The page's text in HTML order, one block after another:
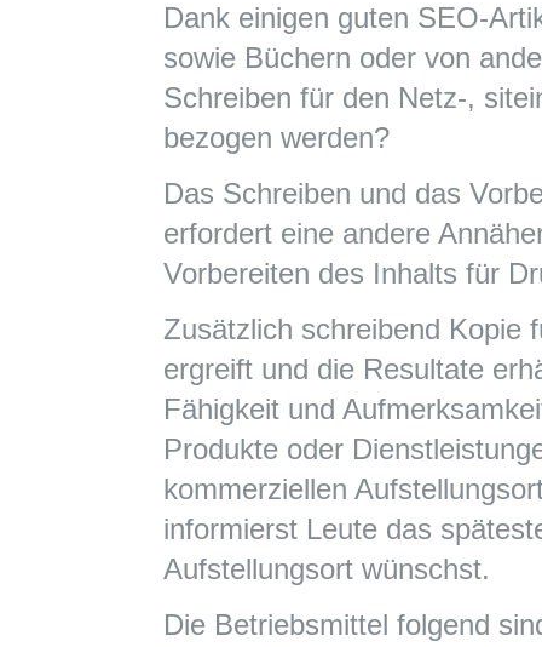
Dank einigen guten SEO-
sowie Büchern oder von
Schreiben für den Netz-,
bezogen werden?
Das Schreiben und das
erfordert eine andere
Vorbereiten des Inhalts für
Zusätzlich schreibend Kopie
ergreift und die Resultate
Fähigkeit und
Produkte oder
kommerziellen
informierst Leute das
Aufstellungsort wünschst.
Die Betriebsmittel folgend